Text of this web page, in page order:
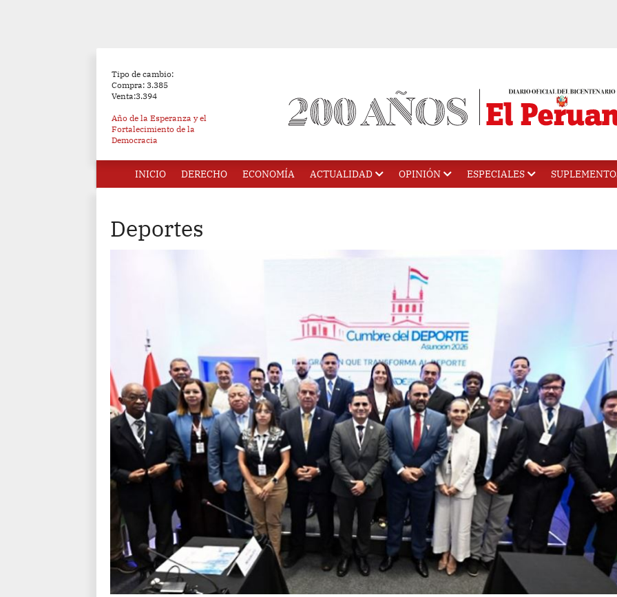
Tipo de cambio:
Compra: 3.385
Venta:3.394
Año de la Esperanza y el
Fortalecimiento de la
Democracia
INICIO DERECHO ECONOMÍA ACTUALIDAD OPINIÓN ESPECIALES
Deportes